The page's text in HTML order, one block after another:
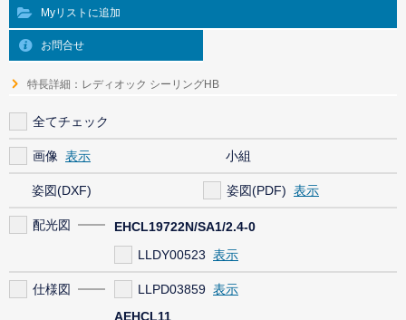
Myリストに追加
お問合せ
特長詳細：レディオック シーリングHB
全てチェック
画像 小組
姿図(DXF) 姿図(PDF)
配光図
EHCL19722N/SA1/2.4-0
LLDY00523
仕様図
LLPD03859
AEHCL11